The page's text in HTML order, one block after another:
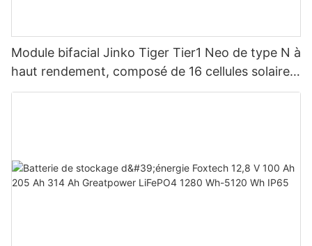
Module bifacial Jinko Tiger Tier1 Neo de type N à
haut rendement, composé de 16 cellules solaires
BB, pour des puissances de 590 W, 620 W, 630